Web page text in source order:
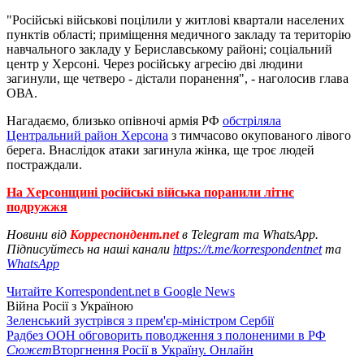
"Російські військові поцілили у житлові квартали населених
пунктів області; приміщення медичного закладу та територію
навчального закладу у Бериславському районі; соціальний
центр у Херсоні. Через російську агресію дві людини
загинули, ще четверо - дістали поранення", - наголосив глава
ОВА.
Нагадаємо, близько опівночі армія РФ обстріляла
Центральний район Херсона з тимчасово окупованого лівого
берега. Внаслідок атаки загинула жінка, ще троє людей
постраждали.
На Херсонщині російські війська поранили літнє
подружжя
Новини від Корреспондент.netв Telegram та WhatsApp.
Підписуйтесь на наші канали https://t.me/korrespondentnetта
WhatsApp
Читайте Korrespondent.net в Google News
Війна Росії з Україною
Зеленський зустрівся з прем'єр-міністром Сербії
Радбез ООН обговорить поводження з полоненими в РФ
СюжетВторгнення Росії в Україну. Онлайн